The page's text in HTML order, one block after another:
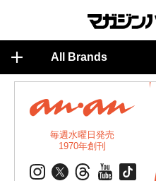
All Brands
毎週水曜日発売
1970年創刊